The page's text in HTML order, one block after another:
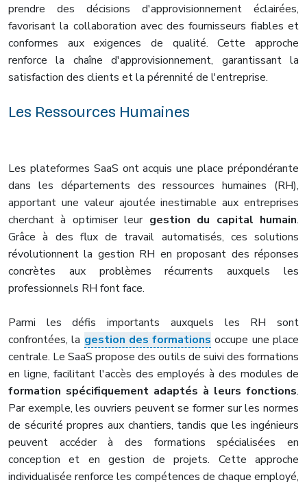
prendre des décisions d'approvisionnement éclairées,
favorisant la collaboration avec des fournisseurs fiables et
conformes aux exigences de qualité. Cette approche
renforce la chaîne d'approvisionnement, garantissant la
satisfaction des clients et la pérennité de l'entreprise.
Les Ressources Humaines
Les plateformes SaaS ont acquis une place prépondérante
dans les départements des ressources humaines (RH),
apportant une valeur ajoutée inestimable aux entreprises
cherchant à optimiser leur gestion du capital humain.
Grâce à des flux de travail automatisés, ces solutions
révolutionnent la gestion RH en proposant des réponses
concrètes aux problèmes récurrents auxquels les
professionnels RH font face.
Parmi les défis importants auxquels les RH sont
confrontées, la gestion des formations occupe une place
centrale. Le SaaS propose des outils de suivi des formations
en ligne, facilitant l'accès des employés à des modules de
formation spécifiquement adaptés à leurs fonctions.
Par exemple, les ouvriers peuvent se former sur les normes
de sécurité propres aux chantiers, tandis que les ingénieurs
peuvent accéder à des formations spécialisées en
conception et en gestion de projets. Cette approche
individualisée renforce les compétences de chaque employé,